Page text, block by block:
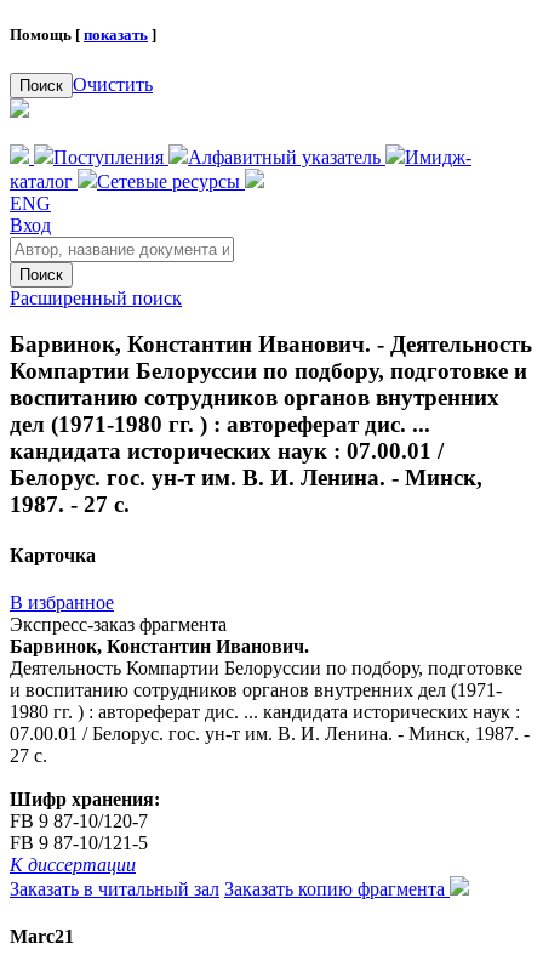
Помощь [ показать ]
Поиск Очистить
Поступления Алфавитный указатель
Имидж-
каталог
Сетевые ресурсы
ENG
Вход
Поиск
Расширенный поиск
Барвинок, Константин Иванович. - Деятельность
Компартии Белоруссии по подбору, подготовке и
воспитанию сотрудников органов внутренних
дел (1971-1980 гг. ) : автореферат дис. ...
кандидата исторических наук : 07.00.01 /
Белорус. гос. ун-т им. В. И. Ленина. - Минск,
1987. - 27 с.
Карточка
В избранное
Экспресс-заказ фрагмента
Барвинок, Константин Иванович.
Деятельность Компартии Белоруссии по подбору, подготовке
и воспитанию сотрудников органов внутренних дел (1971-
1980 гг. ) : автореферат дис. ... кандидата исторических наук :
07.00.01 / Белорус. гос. ун-т им. В. И. Ленина. - Минск, 1987. -
27 с.
Шифр хранения:
FB 9 87-10/120-7
FB 9 87-10/121-5
К диссертации
Заказать в читальный зал Заказать копию фрагмента
Marc21